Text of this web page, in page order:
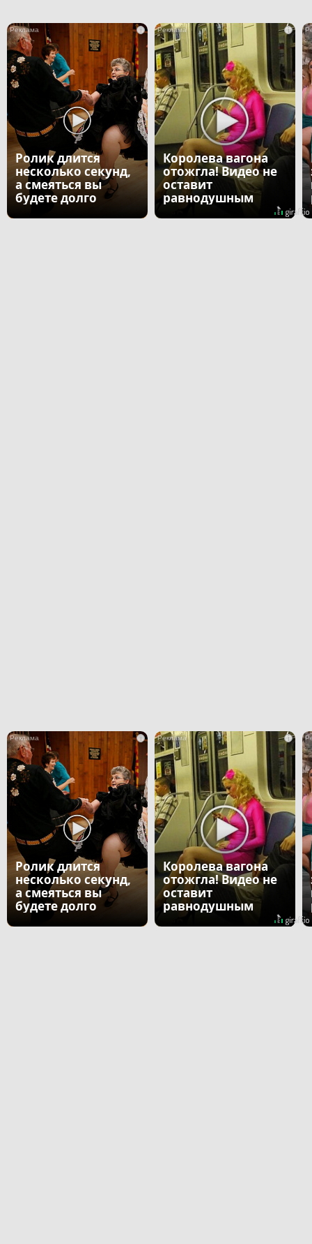
i
Ролик длится
несколько секунд,
а смеяться вы
будете долго
i
Королева вагона
отожгла! Видео не
оставит
равнодушным
i
Ролик длится
несколько секунд,
а смеяться вы
будете долго
i
Королева вагона
отожгла! Видео не
оставит
равнодушным